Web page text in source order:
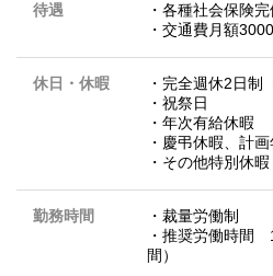
待遇
・各種社会保険
・交通費月額
休日・休暇
・完全週休2日制
・祝祭日
・年次有給休暇
・慶弔休暇、計
・その他特別休暇
勤務時間
・裁量労働制
・推奨労働時間
間）